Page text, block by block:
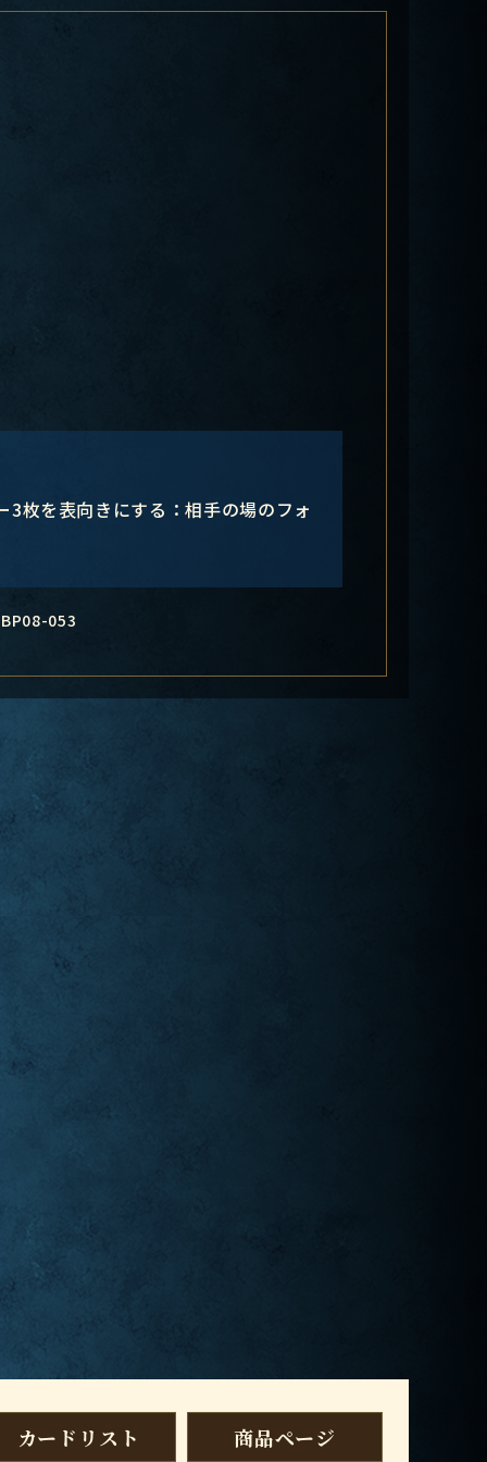
枚を表向きにする：相手の場のフォ
BP08-053
カードリスト 商品ページ